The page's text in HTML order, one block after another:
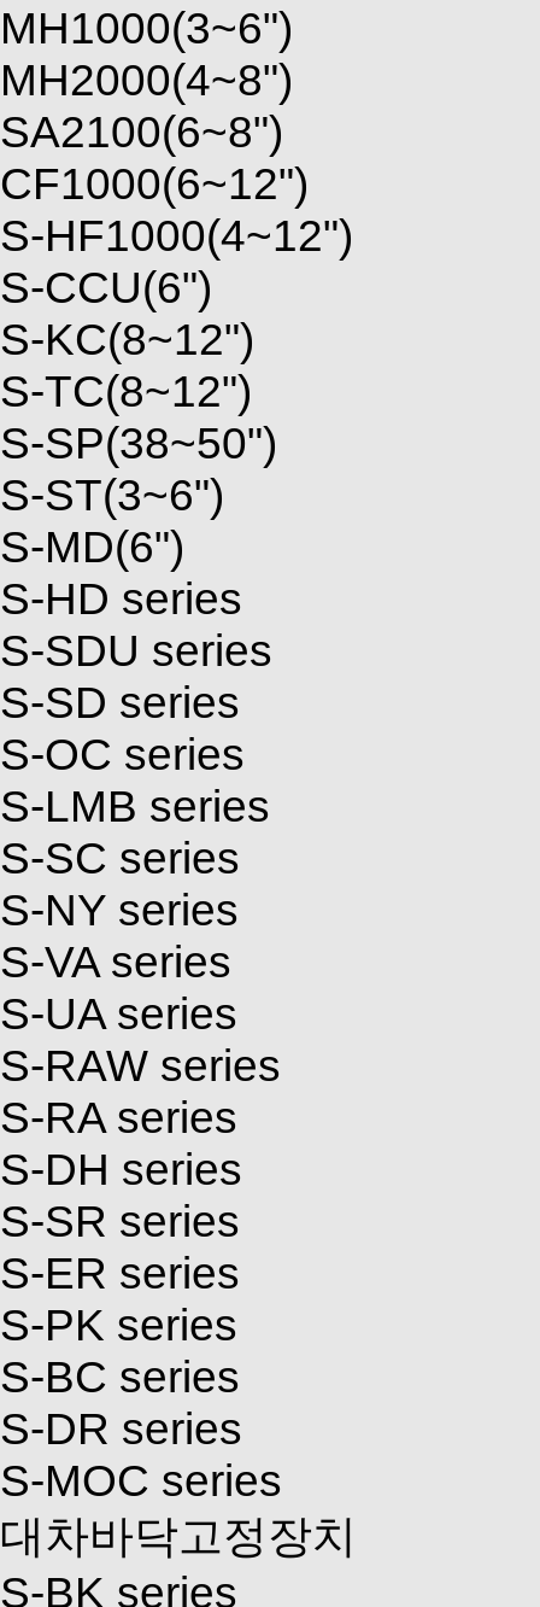
MH1000(3~6")
MH2000(4~8")
SA2100(6~8")
CF1000(6~12")
S-HF1000(4~12")
S-CCU(6")
S-KC(8~12")
S-TC(8~12")
S-SP(38~50")
S-ST(3~6")
S-MD(6")
S-HD series
S-SDU series
S-SD series
S-OC series
S-LMB series
S-SC series
S-NY series
S-VA series
S-UA series
S-RAW series
S-RA series
S-DH series
S-SR series
S-ER series
S-PK series
S-BC series
S-DR series
S-MOC series
대차바닥고정장치
S-BK series